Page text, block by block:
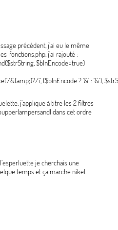
précédent, j’ai eu le même
j’ai rajouté :
$blnEncode=true)
&(amp;)?/i', ($blnEncode ? '&' : '&'),
j’applique à titre les 2 filtres
dans cet ordre
je cherchais une
temps et ça marche nikel.